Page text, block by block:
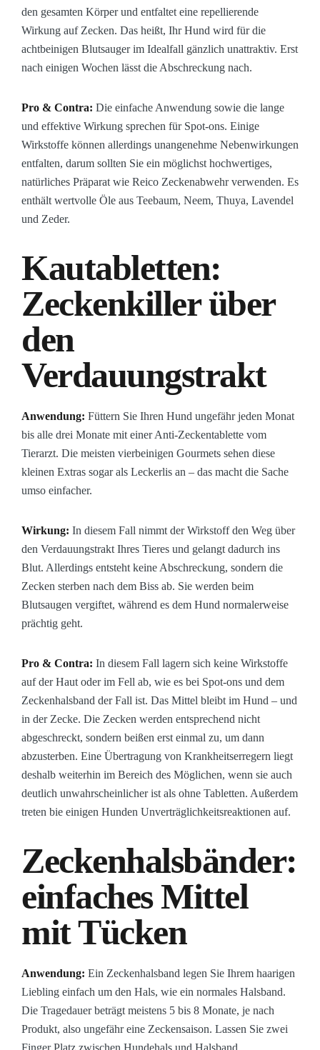
den gesamten Körper und entfaltet eine repellierende
Wirkung auf Zecken. Das heißt, Ihr Hund wird für die
achtbeinigen Blutsauger im Idealfall gänzlich unattraktiv. Erst
nach einigen Wochen lässt die Abschreckung nach.
Pro & Contra: Die einfache Anwendung sowie die lange
und effektive Wirkung sprechen für Spot-ons. Einige
Wirkstoffe können allerdings unangenehme Nebenwirkungen
entfalten, darum sollten Sie ein möglichst hochwertiges,
natürliches Präparat wie Reico Zeckenabwehr verwenden. Es
enthält wertvolle Öle aus Teebaum, Neem, Thuya, Lavendel
und Zeder.
Kautabletten:
Zeckenkiller über
den
Verdauungstrakt
Anwendung: Füttern Sie Ihren Hund ungefähr jeden Monat
bis alle drei Monate mit einer Anti-Zeckentablette vom
Tierarzt. Die meisten vierbeinigen Gourmets sehen diese
kleinen Extras sogar als Leckerlis an – das macht die Sache
umso einfacher.
Wirkung: In diesem Fall nimmt der Wirkstoff den Weg über
den Verdauungstrakt Ihres Tieres und gelangt dadurch ins
Blut. Allerdings entsteht keine Abschreckung, sondern die
Zecken sterben nach dem Biss ab. Sie werden beim
Blutsaugen vergiftet, während es dem Hund normalerweise
prächtig geht.
Pro & Contra: In diesem Fall lagern sich keine Wirkstoffe
auf der Haut oder im Fell ab, wie es bei Spot-ons und dem
Zeckenhalsband der Fall ist. Das Mittel bleibt im Hund – und
in der Zecke. Die Zecken werden entsprechend nicht
abgeschreckt, sondern beißen erst einmal zu, um dann
abzusterben. Eine Übertragung von Krankheitserregern liegt
deshalb weiterhin im Bereich des Möglichen, wenn sie auch
deutlich unwahrscheinlicher ist als ohne Tabletten. Außerdem
treten bie einigen Hunden Unverträglichkeitsreaktionen auf.
Zeckenhalsbänder:
einfaches Mittel
mit Tücken
Anwendung: Ein Zeckenhalsband legen Sie Ihrem haarigen
Liebling einfach um den Hals, wie ein normales Halsband.
Die Tragedauer beträgt meistens 5 bis 8 Monate, je nach
Produkt, also ungefähr eine Zeckensaison. Lassen Sie zwei
Finger Platz zwischen Hundehals und Halsband.